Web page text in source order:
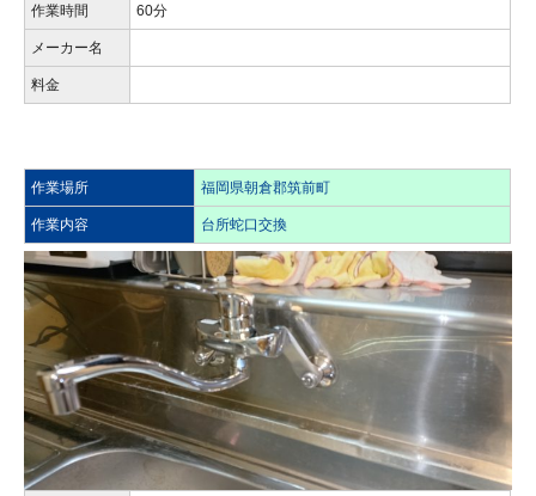
作業時間 60分
メーカー名
料金
作業場所 福岡県朝倉郡筑前町
作業内容 台所蛇口交換